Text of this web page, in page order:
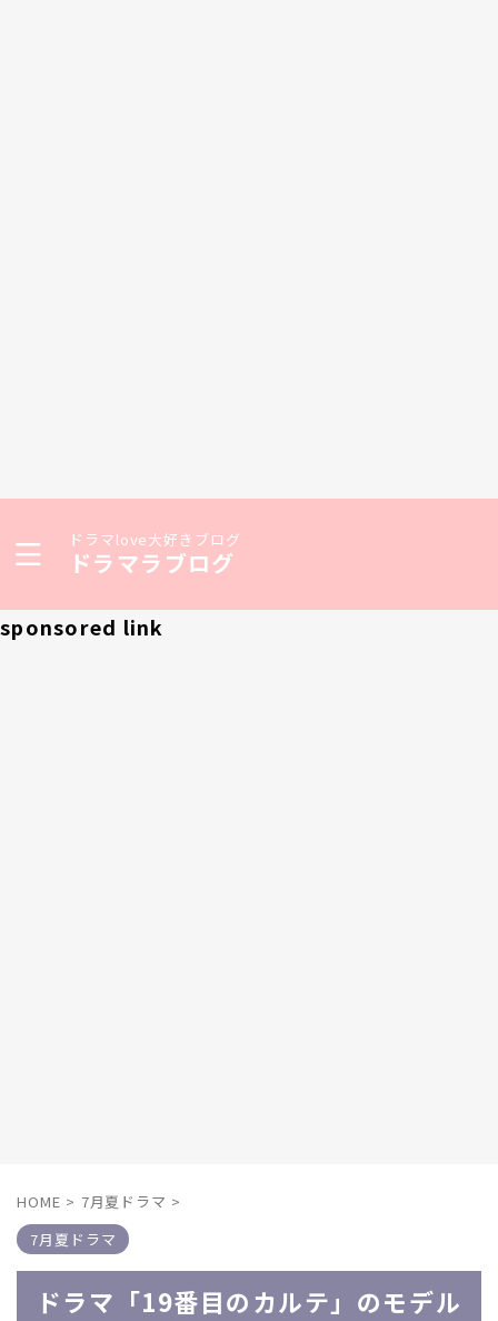
ドラマlove大好きブログ
ドラマラブログ
sponsored link
HOME > 7月夏ドラマ >
7月夏ドラマ
ドラマ「19番目のカルテ」のモデル